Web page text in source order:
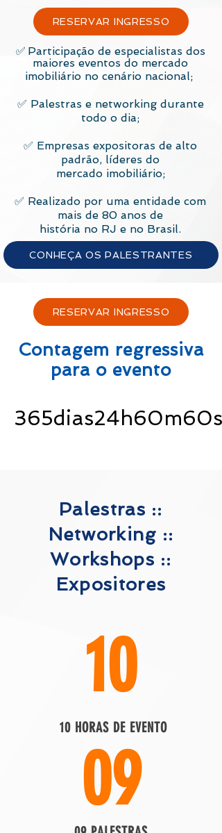
✅ Participação de especialistas dos
maiores eventos do mercado
imobiliário no cenário nacional;
✅ Palestras e networking durante
todo o dia;
✅ Empresas expositoras de alto
padrão, líderes do
mercado imobiliário;
✅ Realizado por uma entidade com
mais de 80 anos de
história no RJ e no Brasil.
CONHEÇA OS PALESTRANTES
RESERVAR INGRESSO
RESERVAR INGRESSO
Contagem regressiva
para o evento
365dias24h60m60s
Palestras ::
Networking ::
Workshops ::
Expositores
10
10 HORAS DE EVENTO
09